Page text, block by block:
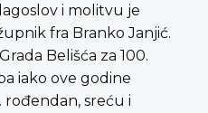
i molitvu je
fra Branko Janjić.
Belišća za 100.
iako ove godine
rođendan, sreću i